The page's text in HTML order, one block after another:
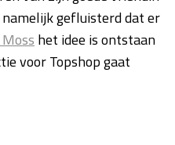
gefluisterd dat er
het idee is ontstaan
voor Topshop gaat